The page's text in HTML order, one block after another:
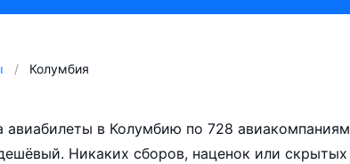
Колумбия
авиабилеты в Колумбию по 728 авиакомпаниям
Никаких сборов, наценок или скрытых